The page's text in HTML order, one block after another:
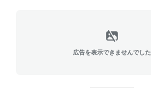
広告を表示できませんでした